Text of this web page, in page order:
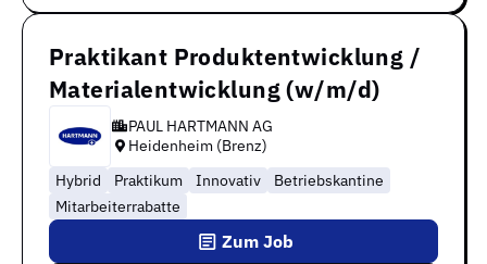
Praktikant Produktentwicklung /
Materialentwicklung (w/m/d)
PAUL HARTMANN AG
Heidenheim (Brenz)
Hybrid
Praktikum Innovativ
Betriebskantine
Mitarbeiterrabatte
Zum Job